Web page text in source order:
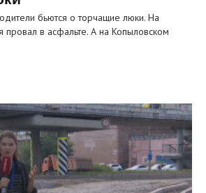
бьются о торчащие люки. На
провал в асфальте. А на Копыловском